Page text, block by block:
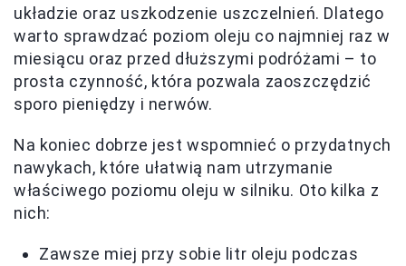
układzie oraz uszkodzenie uszczelnień. Dlatego
warto sprawdzać poziom oleju co najmniej raz w
miesiącu oraz przed dłuższymi podróżami – to
prosta czynność, która pozwala zaoszczędzić
sporo pieniędzy i nerwów.
Na koniec dobrze jest wspomnieć o przydatnych
nawykach, które ułatwią nam utrzymanie
właściwego poziomu oleju w silniku. Oto kilka z
nich:
Zawsze miej przy sobie litr oleju podczas